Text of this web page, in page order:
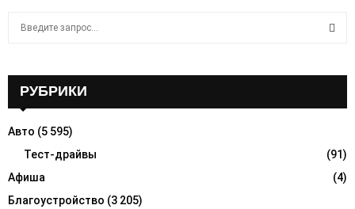
o
R
C
РУБРИКИ
Авто (5 595)
Тест-драйвы
(91)
Афиша
(4)
Благоустройство (3 205)